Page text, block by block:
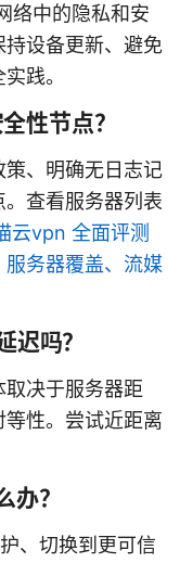
络中的隐私和安
设备更新、避免
践。
性节点？
、明确无日志记
查看服务器列表
云vpn 全面评测
务器覆盖、流媒
迟吗？
决于服务器距
性。尝试近距离
办？
、切换到更可信